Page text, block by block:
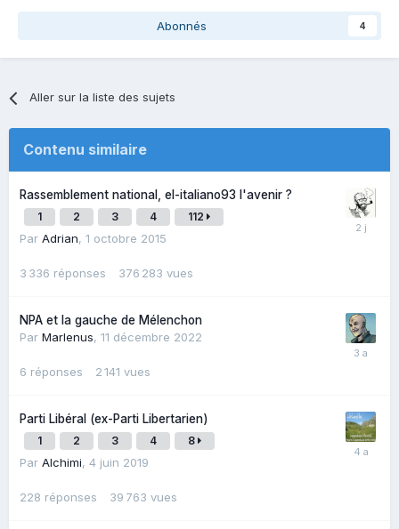
Abonnés 4
Aller sur la liste des sujets
Contenu similaire
Rassemblement national, el-italiano93 l'avenir ?
1 2 3 4 112
Par Adrian, 1 octobre 2015
3 336 réponses 376 283 vues
NPA et la gauche de Mélenchon
Par Marlenus, 11 décembre 2022
6 réponses 2 141 vues
Parti Libéral (ex-Parti Libertarien)
1 2 3 4 8
Par Alchimi, 4 juin 2019
228 réponses 39 763 vues